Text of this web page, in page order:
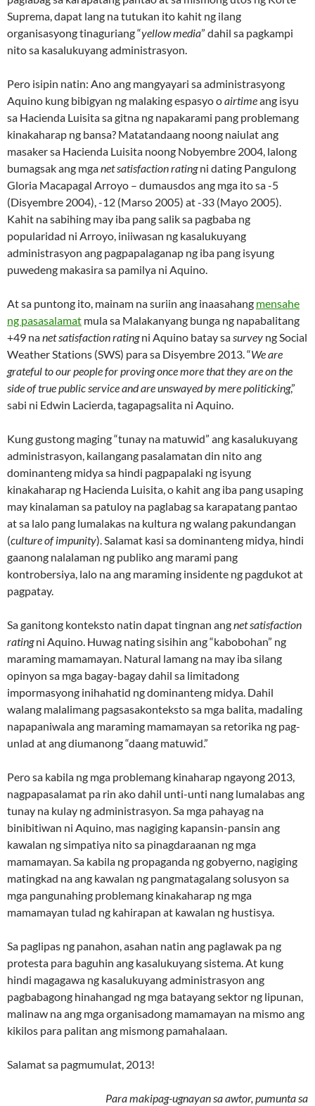
Suprema, dapat lang na tutukan ito kahit ng ilang
organisasyong tinaguriang “yellow media” dahil sa pagkampi
nito sa kasalukuyang administrasyon.
Pero isipin natin: Ano ang mangyayari sa administrasyong
Aquino kung bibigyan ng malaking espasyo oairtimeang isyu
sa Hacienda Luisita sa gitna ng napakarami pang problemang
kinakaharap ng bansa? Matatandaang noong naiulat ang
masaker sa Hacienda Luisita noong Nobyembre 2004, lalong
bumagsak ang mganet satisfaction ratingni dating Pangulong
Gloria Macapagal Arroyo – dumausdos ang mga ito sa -5
(Disyembre 2004), -12 (Marso 2005) at -33 (Mayo 2005).
Kahit na sabihing may iba pang salik sa pagbaba ng
popularidad ni Arroyo, iniiwasan ng kasalukuyang
administrasyon ang pagpapalaganap ng iba pang isyung
puwedeng makasira sa pamilya ni Aquino.
At sa puntong ito, mainam na suriin ang inaasahang mensahe
ng pasasalamat mula sa Malakanyang bunga ng napabalitang
+49 nanet satisfaction ratingni Aquino batay sasurvey ng Social
Weather Stations (SWS) para sa Disyembre 2013. “We are
grateful to our people for proving once more that they are on the
side of true public service and are unswayed by mere politicking,”
sabi ni Edwin Lacierda, tagapagsalita ni Aquino.
Kung gustong maging “tunay na matuwid” ang kasalukuyang
administrasyon, kailangang pasalamatan din nito ang
dominanteng midya sa hindi pagpapalaki ng isyung
kinakaharap ng Hacienda Luisita, o kahit ang iba pang usaping
may kinalaman sa patuloy na paglabag sa karapatang pantao
at sa lalo pang lumalakas na kultura ng walang pakundangan
(culture of impunity). Salamat kasi sa dominanteng midya, hindi
gaanong nalalaman ng publiko ang marami pang
kontrobersiya, lalo na ang maraming insidente ng pagdukot at
pagpatay.
Sa ganitong konteksto natin dapat tingnan angnet satisfaction
ratingni Aquino. Huwag nating sisihin ang “kabobohan” ng
maraming mamamayan. Natural lamang na may iba silang
opinyon sa mga bagay-bagay dahil sa limitadong
impormasyong inihahatid ng dominanteng midya. Dahil
walang malalimang pagsasakonteksto sa mga balita, madaling
napapaniwala ang maraming mamamayan sa retorika ng pag-
unlad at ang diumanong “daang matuwid.”
Pero sa kabila ng mga problemang kinaharap ngayong 2013,
nagpapasalamat pa rin ako dahil unti-unti nang lumalabas ang
tunay na kulay ng administrasyon. Sa mga pahayag na
binibitiwan ni Aquino, mas nagiging kapansin-pansin ang
kawalan ng simpatiya nito sa pinagdaraanan ng mga
mamamayan. Sa kabila ng propaganda ng gobyerno, nagiging
matingkad na ang kawalan ng pangmatagalang solusyon sa
mga pangunahing problemang kinakaharap ng mga
mamamayan tulad ng kahirapan at kawalan ng hustisya.
Sa paglipas ng panahon, asahan natin ang paglawak pa ng
protesta para baguhin ang kasalukuyang sistema. At kung
hindi magagawa ng kasalukuyang administrasyon ang
pagbabagong hinahangad ng mga batayang sektor ng lipunan,
malinaw na ang mga organisadong mamamayan na mismo ang
kikilos para palitan ang mismong pamahalaan.
Salamat sa pagmumulat, 2013!
Para makipag-ugnayan sa awtor, pumunta sa